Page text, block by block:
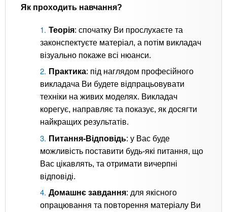
Як проходить навчання?
Теорія: спочатку Ви прослухаєте та
законспектуєте матеріал, а потім викладач
візуально покаже всі нюанси.
Практика: під наглядом професійного
викладача Ви будете відпрацьовувати
техніки на живих моделях. Викладач
корегує, направляє та показує, як досягти
найкращих результатів.
Питання-Відповідь: у Вас буде
можливість поставити будь-які питання, що
Вас цікавлять, та отримати вичерпні
відповіді.
Домашнє завдання: для якісного
опрацювання та повторення матеріалу Ви